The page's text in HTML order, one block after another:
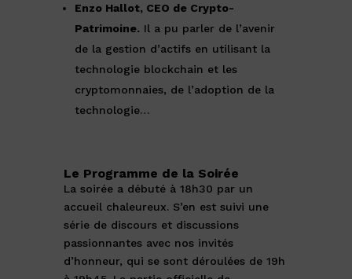
Enzo Hallot, CEO de Crypto-
Patrimoine. Il a pu parler de l’avenir
de la gestion d’actifs en utilisant la
technologie blockchain et les
cryptomonnaies, de l’adoption de la
technologie…
Le Programme de la Soirée
La soirée a débuté à 18h30 par un
accueil chaleureux. S’en est suivi une
série de discours et discussions
passionnantes avec nos invités
d’honneur, qui se sont déroulées de 19h